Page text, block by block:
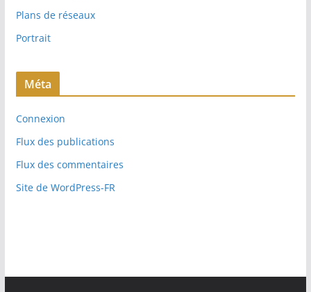
Plans de réseaux
Portrait
Méta
Connexion
Flux des publications
Flux des commentaires
Site de WordPress-FR